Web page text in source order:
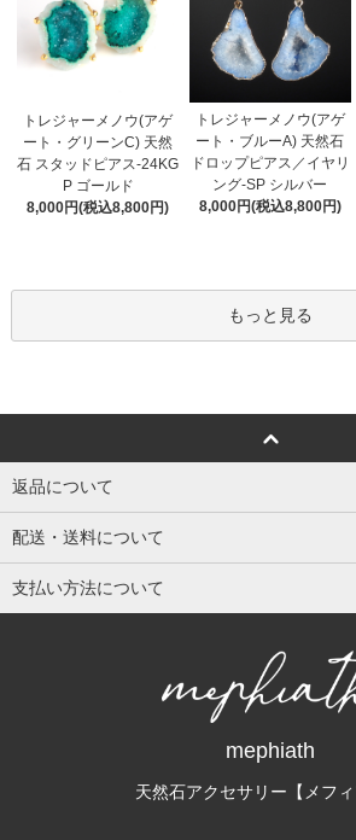
トレジャーメノウ(アゲ
ート・グリーンC) 天然
石 スタッドピアス-24KG
P ゴールド
8,000円(税込8,800円)
トレジャーメノウ(アゲ
ート・ブルーA) 天然石
ドロップピアス／イヤリ
ング-SP シルバー
8,000円(税込8,800円)
もっと見る
返品について
配送・送料について
支払い方法について
mephiath
天然石アクセサリー【メフィ